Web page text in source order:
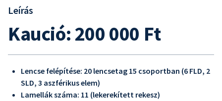
Leírás
Kaució: 200 000 Ft
Lencse felépítése: 20 lencsetag 15 csoportban (6 FLD, 2
SLD, 3 aszférikus elem)
Lamellák száma: 11 (lekerekített rekesz)